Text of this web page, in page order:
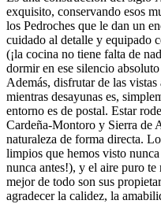
exquisito, conservando esos
los Pedroches que le dan un
cuidado al detalle y equipado
(¡la cocina no tiene falta de
dormir en ese silencio
Además, disfrutar de las
mientras desayunas es,
entorno es de postal. Estar
Cardeña-Montoro y Sierra de
naturaleza de forma directa.
limpios que hemos visto
nunca antes!), y el aire puro te
mejor de todo son sus
agradecer la calidez, la